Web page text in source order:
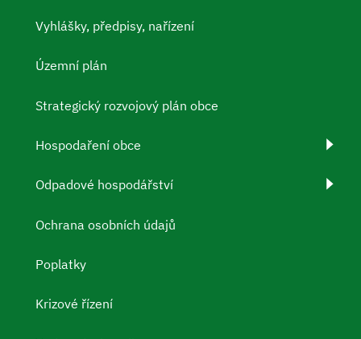
Vyhlášky, předpisy, nařízení
Územní plán
Strategický rozvojový plán obce
Hospodaření obce
Odpadové hospodářství
Ochrana osobních údajů
Poplatky
Krizové řízení